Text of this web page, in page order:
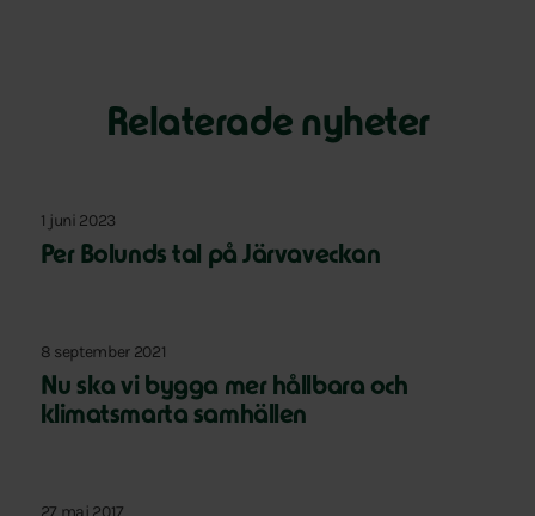
Relaterade nyheter
1 juni 2023
Per Bolunds tal på Järvaveckan
8 september 2021
Nu ska vi bygga mer hållbara och
klimatsmarta samhällen
27 maj 2017